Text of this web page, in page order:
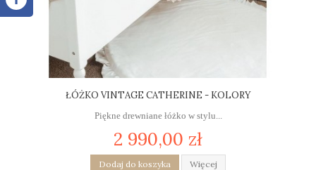
ŁÓŻKO VINTAGE CATHERINE - KOLORY
Piękne drewniane łóżko w stylu...
2 990,00 zł
Dodaj do koszyka Więcej